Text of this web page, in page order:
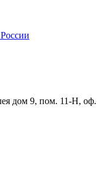
дом 9, пом. 11-Н, оф.